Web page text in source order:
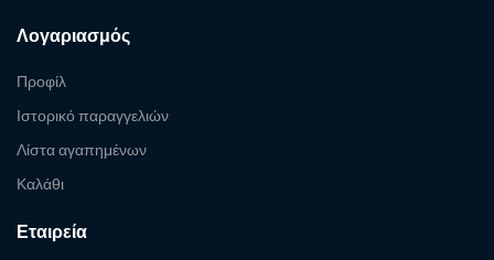
Λογαριασμός
Προφίλ
Ιστορικό παραγγελιών
Λίστα αγαπημένων
Καλάθι
Εταιρεία